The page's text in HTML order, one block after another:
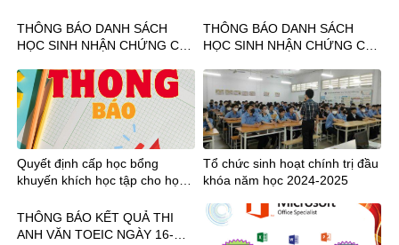
KỸ THUẬT CÔNG NGHỆ
HÙNG VƯƠNG VÀ CÔNG TY
10.12.2024
THÔNG BÁO DANH SÁCH
HỌC SINH NHẬN CHỨNG CHỈ
24.11.2024
THÔNG BÁO DANH SÁCH
HỌC SINH NHẬN CHỨNG CHỈ
22.10.2024
Quyết định cấp học bổng
khuyến khích học tập cho học
2023
Tổ chức sinh hoạt chính trị đầu
khóa năm học 2024-2025
THÔNG BÁO KẾT QUẢ THI
ANH VĂN TOEIC NGÀY 16-